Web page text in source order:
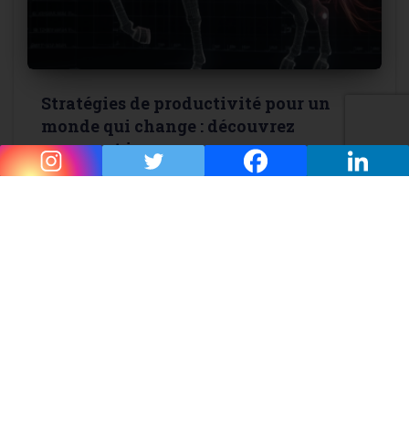
Stratégies de productivité pour un
monde qui change : découvrez
comment innover
Arnaque, souffrance, roues dentées, hamster, usine :